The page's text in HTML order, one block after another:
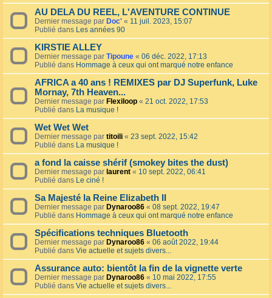
AU DELA DU REEL, L'AVENTURE CONTINUE
Dernier message par Doc' « 11 juil. 2023, 15:07
Publié dans Les années 90
KIRSTIE ALLEY
Dernier message par Tipoune « 06 déc. 2022, 17:13
Publié dans Hommage à ceux qui ont marqué notre enfance
AFRICA a 40 ans ! REMIXES par DJ Superfunk, Luke
Mornay, 7th Heaven...
Dernier message par Flexiloop « 21 oct. 2022, 17:53
Publié dans La musique !
Wet Wet Wet
Dernier message par titoili « 23 sept. 2022, 15:42
Publié dans La musique !
a fond la caisse shérif (smokey bites the dust)
Dernier message par laurent « 10 sept. 2022, 06:41
Publié dans Le ciné !
Sa Majesté la Reine Elizabeth II
Dernier message par Dynaroo86 « 08 sept. 2022, 19:47
Publié dans Hommage à ceux qui ont marqué notre enfance
Spécifications techniques Bluetooth
Dernier message par Dynaroo86 « 06 août 2022, 19:44
Publié dans Vie actuelle et sujets divers...
Assurance auto: bientôt la fin de la vignette verte
Dernier message par Dynaroo86 « 10 mai 2022, 17:55
Publié dans Vie actuelle et sujets divers...